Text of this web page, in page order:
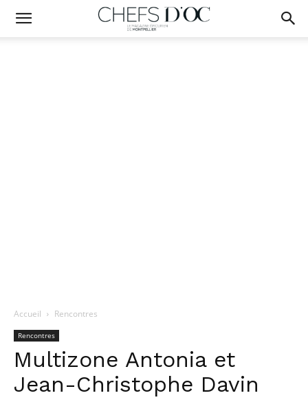
Accueil Rencontres
Rencontres
Multizone Antonia et
Jean-Christophe Davin